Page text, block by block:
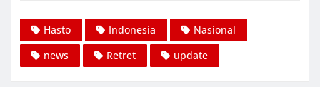
Hasto Indonesia
Nasional
news
Retret update